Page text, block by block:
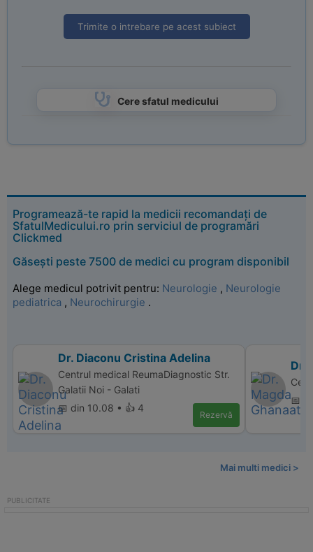
Trimite o intrebare pe acest subiect
Cere sfatul medicului
Programează-te rapid la medicii recomandați de
SfatulMedicului.ro prin serviciul de programări
Clickmed
Găsești peste 7500 de medici cu program disponibil
Alege medicul potrivit pentru: Neurologie , Neurologie
pediatrica , Neurochirurgie .
Dr. Diaconu Cristina Adelina
Centrul medical ReumaDiagnostic Str.
Galatii Noi - Galati
📅 din 10.08 • 👍 4
Rezervă
Dr.
📅
Mai multi medici >